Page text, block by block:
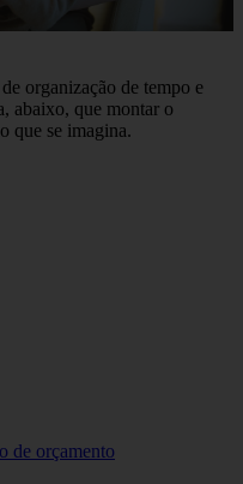
organização de tempo e
abaixo, que montar o
que se imagina.
de orçamento